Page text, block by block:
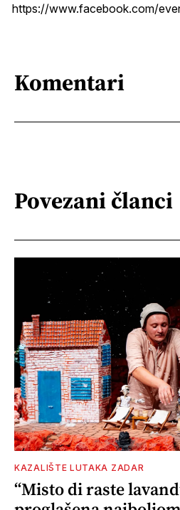
https://www.facebook.com/
Komentari
Povezani članci
KAZALIŠTE LUTAKA ZADAR
“Misto di raste